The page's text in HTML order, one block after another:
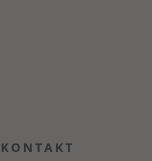
KONTAKT